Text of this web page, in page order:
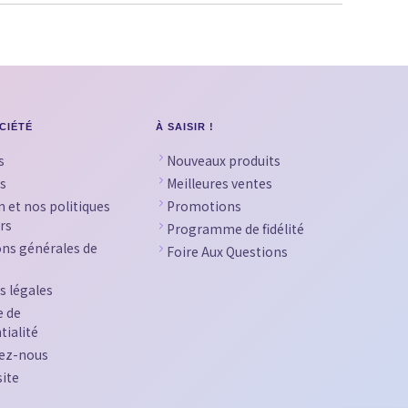
et nos politiques
générales de
légales
de
nous
À SAISIR !
Nouveaux produits
Meilleures ventes
Promotions
Programme de fidélité
Foire Aux Questions